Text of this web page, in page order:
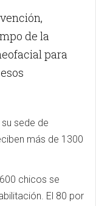
de la
para
sede de
más de 1300
chicos se
El 80 por